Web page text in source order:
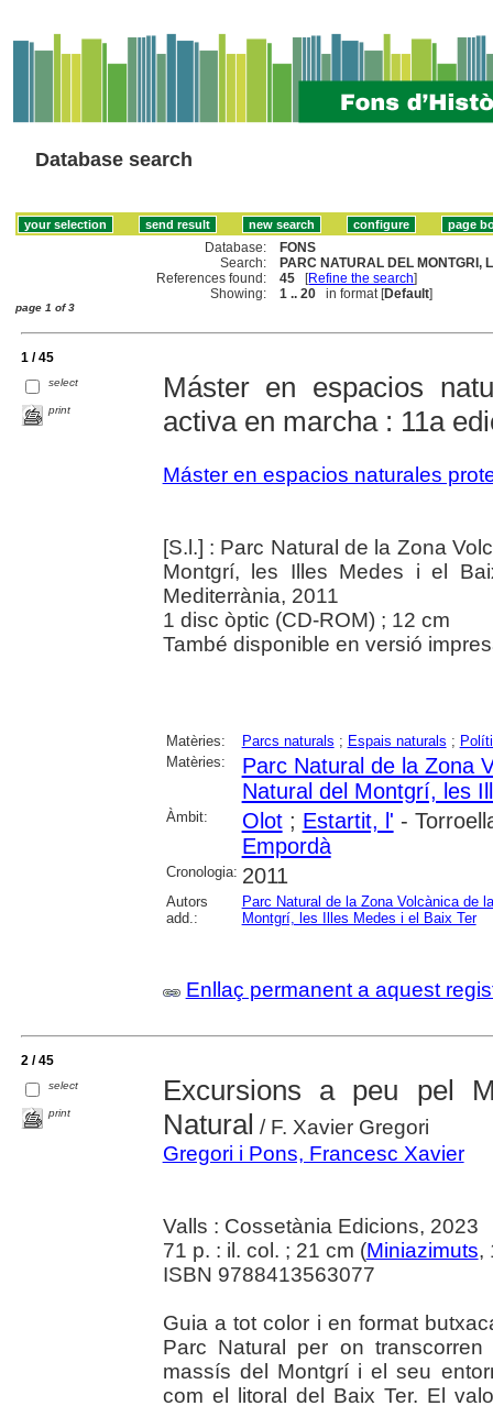
Database search
Database:
FONS
Search:
PARC NATURAL DEL MONTGRI,
References found:
45 [Refine the search]
Showing:
1 .. 20 in format [Default]
page 1 of 3
1 / 45
select
print
Máster en espacios
activa en marcha : 11a
Máster en espacios naturales
[S.l.] : Parc Natural de la Zona
Montgrí, les Illes Medes i el
Mediterrània, 2011
1 disc òptic (CD-ROM) ; 12 cm
També disponible en versió
Matèries: Parcs naturals ; Espais naturals ;
Matèries:
Parc Natural de la Zona
Natural del Montgrí, les
Àmbit: Olot; Estartit, l' -
Empordà
Cronologia: 2011
Autors
add.:
Parc Natural de la Zona Volcànica de
Montgrí, les Illes Medes i el Baix Ter
Enllaç permanent a aquest
2 / 45
select
print
Excursions a peu pel
Natural / F. Xavier Gregori
Gregori i Pons, Francesc Xavier
Valls : Cossetània Edicions, 2023
71 p. : il. col. ; 21 cm (Miniazimuts,
ISBN 9788413563077
Guia a tot color i en format
Parc Natural per on
massís del Montgrí i el seu
com el litoral del Baix Ter. El